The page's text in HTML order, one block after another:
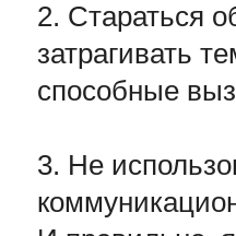
2. Стараться
затрагивать
способные
3. Не